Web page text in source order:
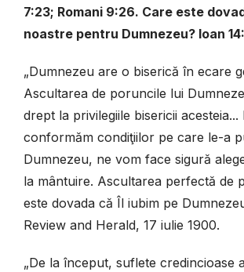
7:23; Romani 9:26. Care este
noastre pentru Dumnezeu? Ioan
„Dumnezeu are o biserică în ecare
Ascultarea de poruncile lui
drept la privilegiile bisericii acesteia...
conformăm condiţiilor pe care le-a
Dumnezeu, ne vom face sigură
la mântuire. Ascultarea perfectă de
este dovada că Îl iubim pe
Review and Herald, 17 iulie 1900.
„De la început, suflete credincioase